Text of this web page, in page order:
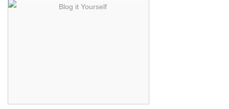
Chat heureux en appartement